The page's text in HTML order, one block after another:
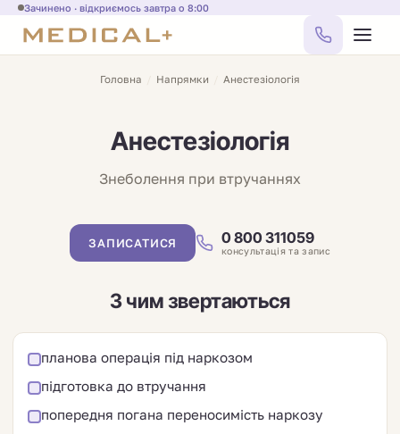
Зачинено · відкриємось завтра о 8:00
Головна Напрямки Анестезіологія
Анестезіологія
Знеболення при втручаннях
ЗАПИСАТИСЯ 0 800 311059
консультація та запис
З чим звертаються
планова операція під наркозом
підготовка до втручання
попередня погана переносимість наркозу